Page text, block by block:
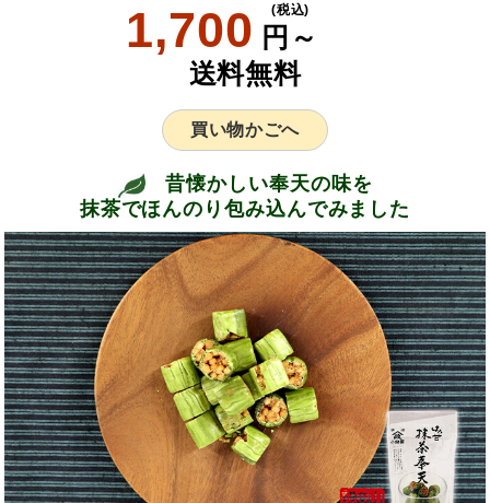
1,700 円～
(税込)
送料無料
買い物かごへ
昔懐かしい奉天の味を
抹茶でほんのり包み込んでみました